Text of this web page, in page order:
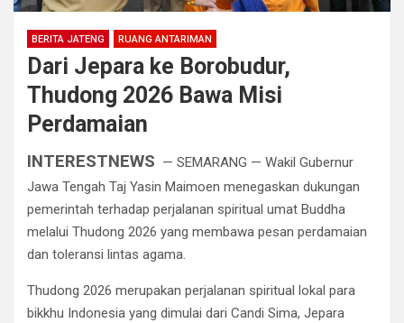
BERITA JATENG RUANG ANTARIMAN
Dari Jepara ke Borobudur,
Thudong 2026 Bawa Misi
Perdamaian
INTERESTNEWS — SEMARANG — Wakil Gubernur
Jawa Tengah Taj Yasin Maimoen menegaskan dukungan
pemerintah terhadap perjalanan spiritual umat Buddha
melalui Thudong 2026 yang membawa pesan perdamaian
dan toleransi lintas agama.
Thudong 2026 merupakan perjalanan spiritual lokal para
bikkhu Indonesia yang dimulai dari Candi Sima, Jepara